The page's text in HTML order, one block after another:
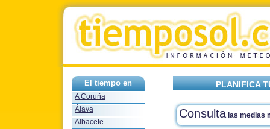
El tiempo en
A Coruña
Álava
Albacete
PLANIFICA
Consulta las medias